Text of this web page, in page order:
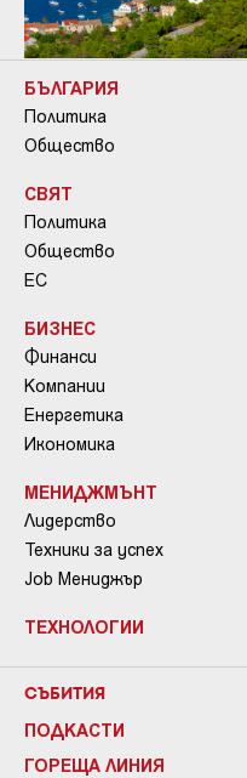
БЪЛГАРИЯ
Политика
Общество
СВЯТ
Политика
Общество
ЕС
БИЗНЕС
Финанси
Компании
Енергетика
Икономика
МЕНИДЖМЪНТ
Лидерство
Техники за успех
Job Мениджър
ТЕХНОЛОГИИ
СЪБИТИЯ
ПОДКАСТИ
ГОРЕЩА ЛИНИЯ